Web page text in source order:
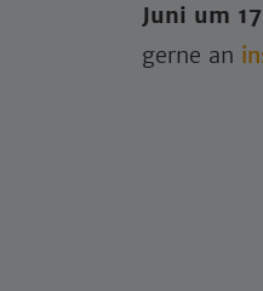
Juni um
gerne an